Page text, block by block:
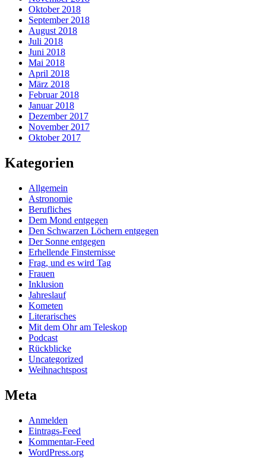
Oktober 2018
September 2018
August 2018
Juli 2018
Juni 2018
Mai 2018
April 2018
März 2018
Februar 2018
Januar 2018
Dezember 2017
November 2017
Oktober 2017
Kategorien
Allgemein
Astronomie
Berufliches
Dem Mond entgegen
Den Schwarzen Löchern entgegen
Der Sonne entgegen
Erhellende Finsternisse
Frag, und es wird Tag
Frauen
Inklusion
Jahreslauf
Kometen
Literarisches
Mit dem Ohr am Teleskop
Podcast
Rückblicke
Uncategorized
Weihnachtspost
Meta
Anmelden
Eintrags-Feed
Kommentar-Feed
WordPress.org